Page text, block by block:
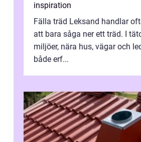
inspiration
Fälla träd Leksand handlar
att bara såga ner ett träd. I
miljöer, nära hus, vägar och
både erf...